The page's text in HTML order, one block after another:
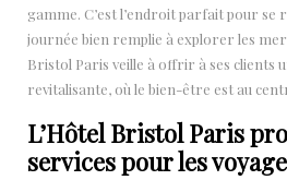
gamme. C’est l’endroit parfait pour se
journée bien remplie à explorer les
Bristol Paris veille à offrir à ses clients
revitalisante, où le bien-être est au
L’Hôtel Bristol Paris
services pour les